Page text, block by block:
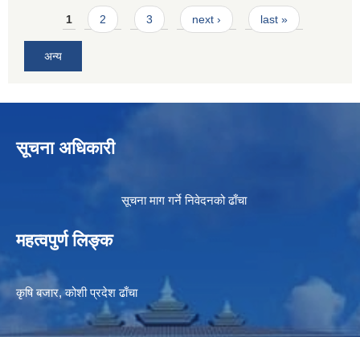
Pages
1 2 3 next › last »
अन्य
सूचना अधिकारी
सूचना माग गर्ने निवेदनको ढाँचा
महत्वपुर्ण लिङ्क
कृषि बजार, कोशी प्रदेश ढाँचा